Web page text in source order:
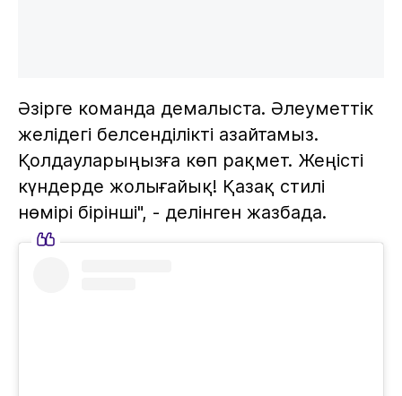
Әзірге команда демалыста. Әлеуметтік
желідегі белсенділікті азайтамыз.
Қолдауларыңызға көп рақмет. Жеңісті
күндерде жолығайық! Қазақ стилі
нөмірі бірінші", - делінген жазбада.